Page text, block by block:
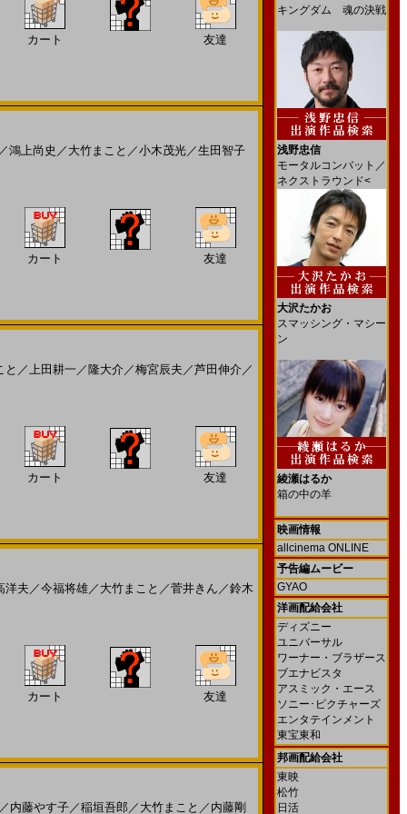
カート 友達
鴻上尚史 ／ 大竹まこと ／小木茂光／生田智子
カート 友達
と ／上田耕一 ／ 隆大介 ／梅宮辰夫 ／芦田伸介 ／
カート 友達
洋夫 ／今福将雄／ 大竹まこと ／菅井きん ／鈴木
カート 友達
内藤やす子／稲垣吾郎 ／ 大竹まこと ／ 内藤剛
キングダム 魂の決戦
浅野忠信
モータルコンバット／
ネクストラウンド<
大沢たかお
スマッシング・マシー
ン
綾瀬はるか
箱の中の羊
映画情報
allcinema ONLINE
予告編ムービー
GYAO
洋画配給会社
ディズニー
ユニバーサル
ワーナー・ブラザース
ブエナビスタ
アスミック・エース
ソニー･ピクチャーズ
エンタテインメント
東宝東和
邦画配給会社
東映
松竹
日活